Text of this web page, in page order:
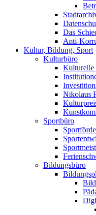
Das
Anti-
Kultur, Bildung, Sport
Kulturbüro
Kulturelle
Nikolaus
Sportbüro
Bildungsbüro